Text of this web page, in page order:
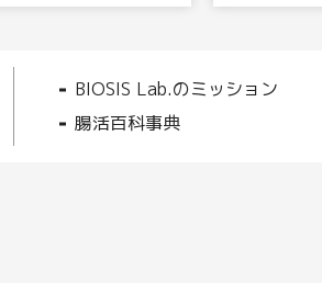
BIOSIS Lab.のミッション
腸活百科事典